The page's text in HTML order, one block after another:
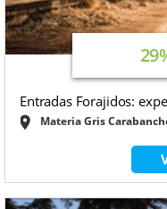
Entradas Forajidos:
Materia Gris